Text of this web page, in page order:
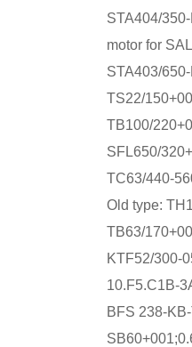
STA404/
motor for
STA403/
TS22/
TB100/
SFL650/
TC63/440-
Old type:
TB63/
KTF52/300-
10.F5.C1B-
BFS 238-